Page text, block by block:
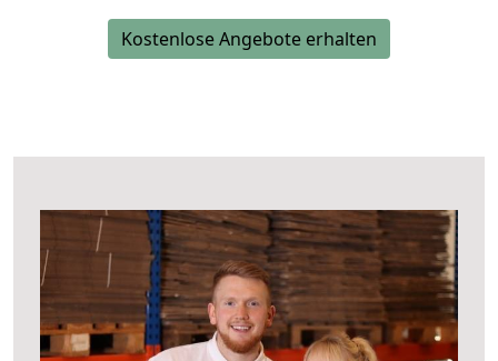
Kostenlose Angebote erhalten